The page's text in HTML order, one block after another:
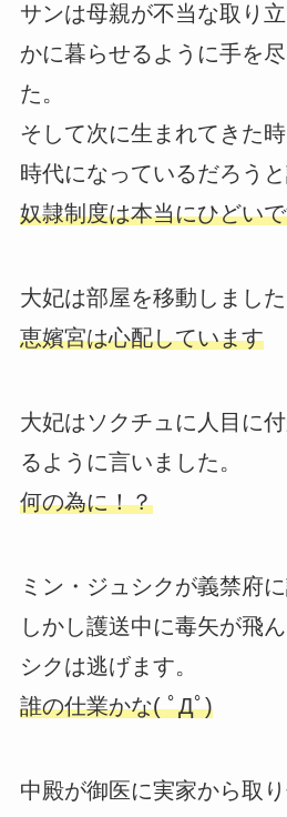
サンは母親が不当な取り
かに暮らせるように手を
た。
そして次に生まれてきた
時代になっているだろうと
奴隷制度は本当にひどい
大妃は部屋を移動しました
恵嬪宮は心配しています
大妃はソクチュに人目に
るように言いました。
何の為に！？
ミン・ジュシクが義禁府
しかし護送中に毒矢が飛
シクは逃げます。
誰の仕業かな( ﾟДﾟ)
中殿が御医に実家から取